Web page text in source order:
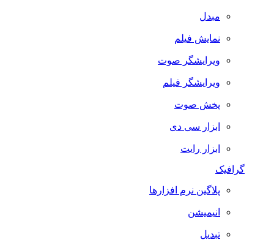
مبدل
نمایش فیلم
ویرایشگر صوت
ویرایشگر فیلم
پخش صوت
ابزار سی دی
ابزار رایت
گرافیک
پلاگین نرم افزارها
انیمیشن
تبدیل